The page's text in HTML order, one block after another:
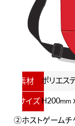
素材 ポリエス
サイズ H200mm
②ホストゲームチ